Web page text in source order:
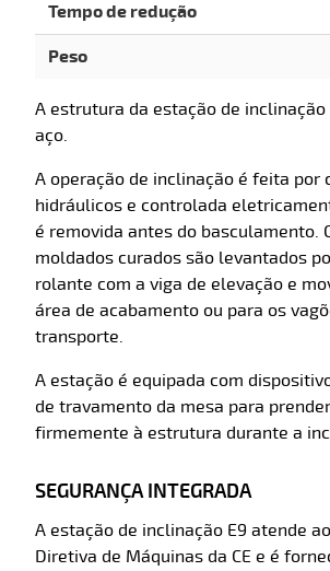
Tempo de redução
Peso
A estrutura da estação de inclinação
aço.
A operação de inclinação é feita por
hidráulicos e controlada
é removida antes do basculamento.
moldados curados são levantados
rolante com a viga de elevação e
área de acabamento ou para os
transporte.
A estação é equipada com
de travamento da mesa para
firmemente à estrutura durante a
SEGURANÇA INTEGRADA
A estação de inclinação E9 atende
Diretiva de Máquinas da CE e é